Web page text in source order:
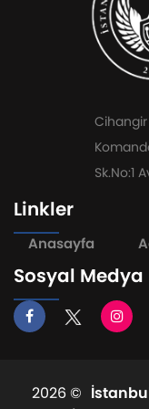
Sk.No:1
Linkler
Anasayfa
Sosyal Medya
2026 ©